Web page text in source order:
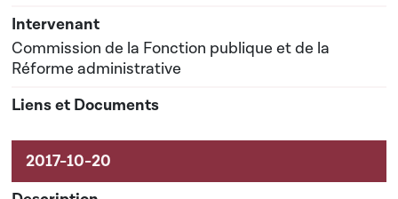
Commission de la Fonction publique et de la
Réforme administrative